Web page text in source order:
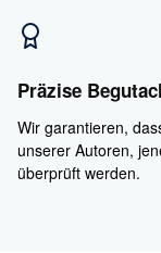
Präzise
Wir garantieren,
unserer Autoren,
überprüft werden.